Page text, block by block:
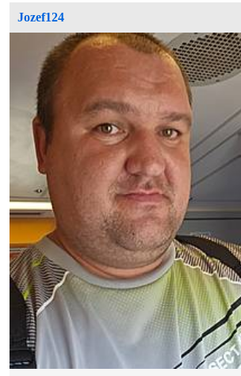
Jozef124